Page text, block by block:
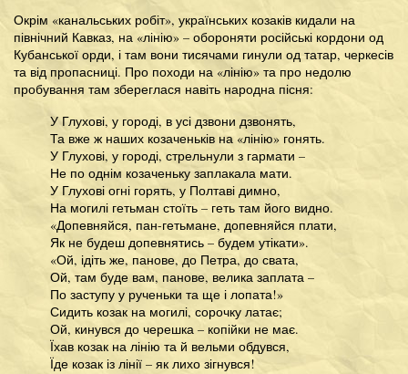
Окрім «канальських робіт», українських козаків кидали на
північний Кавказ, на «лінію» – обороняти російські кордони од
Кубанської орди, і там вони тисячами гинули од татар, черкесів
та від пропасниці. Про походи на «лінію» та про недолю
пробування там збереглася навіть народна пісня:
У Глухові, у городі, в усі дзвони дзвонять,
Та вже ж наших козаченьків на «лінію» гонять.
У Глухові, у городі, стрельнули з гармати –
Не по однім козаченьку заплакала мати.
У Глухові огні горять, у Полтаві димно,
На могилі гетьман стоїть – геть там його видно.
«Допевняйся, пан-гетьмане, допевняйся плати,
Як не будеш допевнятись – будем утікати».
«Ой, ідіть же, панове, до Петра, до свата,
Ой, там буде вам, панове, велика заплата –
По заступу у рученьки та ще і лопата!»
Сидить козак на могилі, сорочку латає;
Ой, кинувся до черешка – копійки не має.
Їхав козак на лінію та й вельми обдувся,
Їде козак із лінії – як лихо зігнувся!